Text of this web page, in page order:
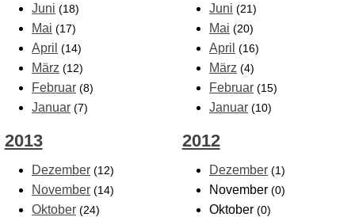
Juni (18)
Mai (17)
April (14)
März (12)
Februar (8)
Januar (7)
Juni (21)
Mai (20)
April (16)
März (4)
Februar (15)
Januar (10)
2013
Dezember (12)
November (14)
Oktober (24)
2012
Dezember (1)
November(0)
Oktober(0)